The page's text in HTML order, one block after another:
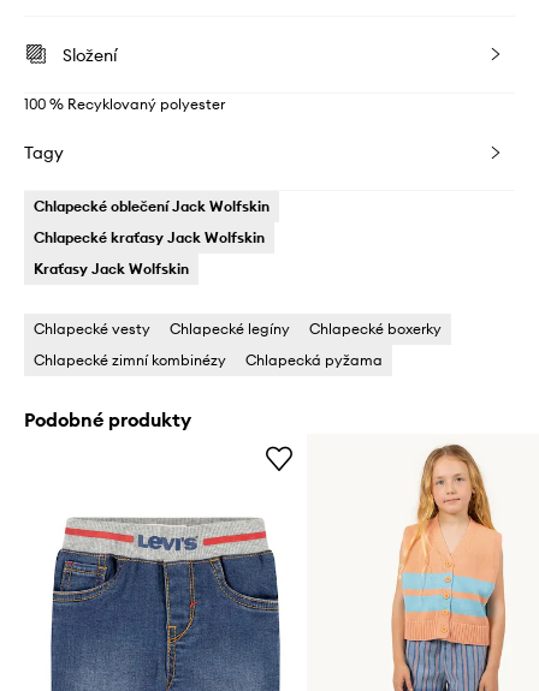
Složení
100 % Recyklovaný polyester
Tagy
Chlapecké oblečení Jack Wolfskin
Chlapecké kraťasy Jack Wolfskin
Kraťasy Jack Wolfskin
Chlapecké vesty Chlapecké legíny
Chlapecké boxerky
Chlapecké zimní kombinézy
Chlapecká pyžama
Podobné produkty